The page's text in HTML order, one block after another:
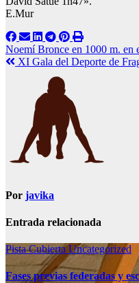
E.Mur
Navegación
de
entradas
Noemí Bronce en 1000 m.
XI Gala del Deporte de
Por javika
Entrada relacionada
Pista CubiertaUncategorized
Fases previas federadas y